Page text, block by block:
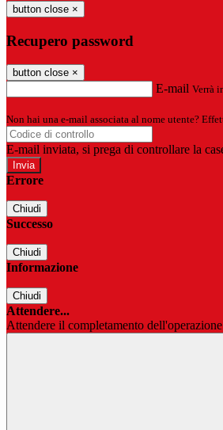
button close ×
Recupero password
button close ×
E-mail Verrà
Non hai una e-mail associata al nome utente?
E-mail inviata, si prega di controllare la
Errore
Chiudi
Successo
Chiudi
Informazione
Chiudi
Attendere...
Attendere il completamento